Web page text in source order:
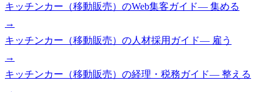
キッチンカー（移動販売） のWeb集客ガイド— 集める
→
キッチンカー（移動販売） の人材採用ガイド— 雇う
→
キッチンカー（移動販売） の経理・税務ガイド— 整える